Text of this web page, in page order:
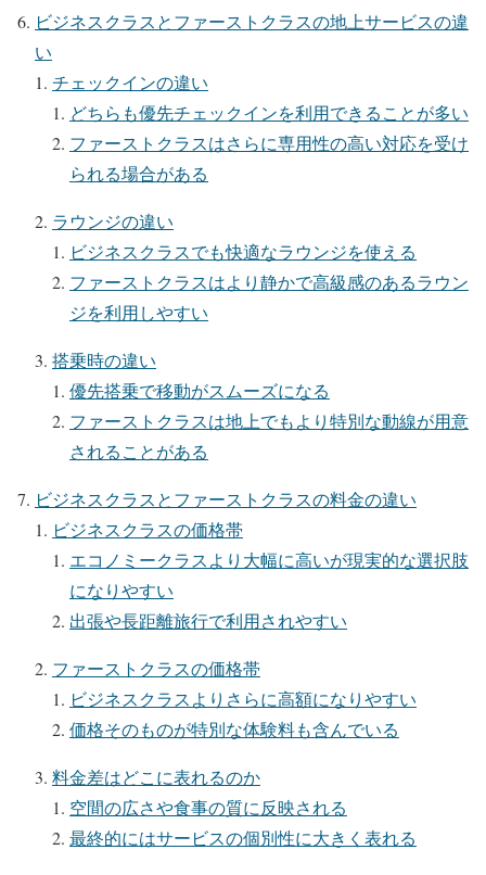
ビジネスクラスとファーストクラスの地上サービスの違
い
チェックインの違い
どちらも優先チェックインを利用できることが多い
ファーストクラスはさらに専用性の高い対応を受け
られる場合がある
ラウンジの違い
ビジネスクラスでも快適なラウンジを使える
ファーストクラスはより静かで高級感のあるラウン
ジを利用しやすい
搭乗時の違い
優先搭乗で移動がスムーズになる
ファーストクラスは地上でもより特別な動線が用意
されることがある
ビジネスクラスとファーストクラスの料金の違い
ビジネスクラスの価格帯
エコノミークラスより大幅に高いが現実的な選択肢
になりやすい
出張や長距離旅行で利用されやすい
ファーストクラスの価格帯
ビジネスクラスよりさらに高額になりやすい
価格そのものが特別な体験料も含んでいる
料金差はどこに表れるのか
空間の広さや食事の質に反映される
最終的にはサービスの個別性に大きく表れる